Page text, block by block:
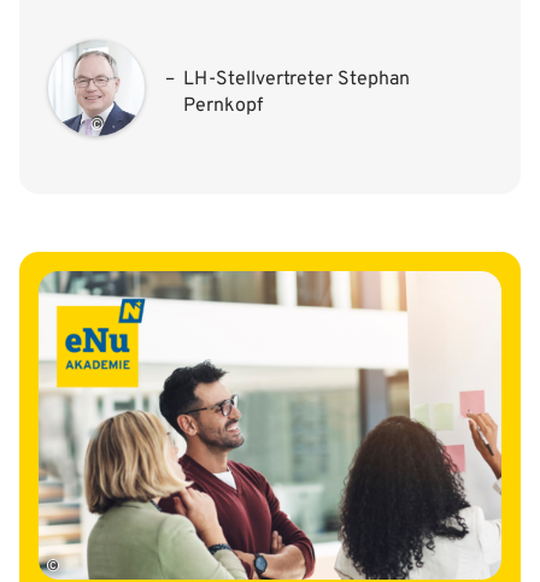
©
LH-Stellvertreter Stephan
Pernkopf
©